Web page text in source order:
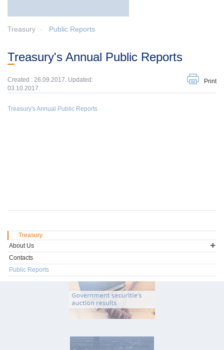
Treasury Public Reports
Treasury's Annual Public Reports
Created : 26.09.2017. Updated:
03.10.2017.
Print
Treasury's Annual Public Reports
Treasury
About Us
Contacts
Public Reports